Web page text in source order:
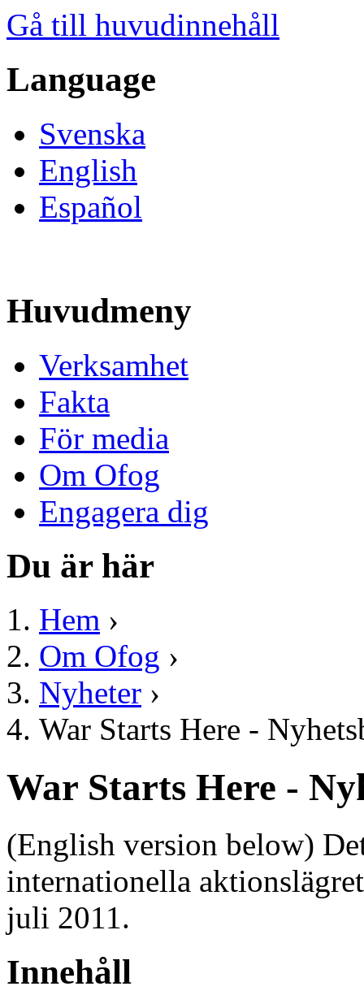
Gå till huvudinnehåll
Language
Svenska
English
Español
Huvudmeny
Verksamhet
Fakta
För media
Om Ofog
Engagera dig
Du är här
Hem ›
Om Ofog ›
Nyheter ›
War Starts Here -
War Starts Here -
(English version below)
internationella
juli 2011.
Innehåll